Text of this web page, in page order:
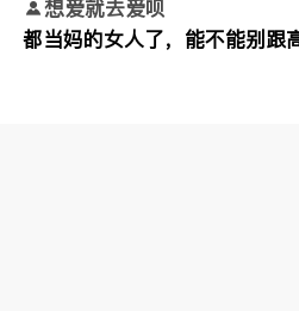
想爱就去爱呗
都当妈的女人了，能不能别跟